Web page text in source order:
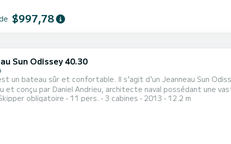
$997,78
Sun Odissey 40.30
un bateau sûr et confortable. Il s'agit d'un Jeanneau Sun
et conçu par Daniel Andrieu, architecte naval possédant une
intérieur moderne et élégant. Les cabines et les espaces communs sont décorés
obligatoire 11 pers. 3 cabines 2013 12.2 m